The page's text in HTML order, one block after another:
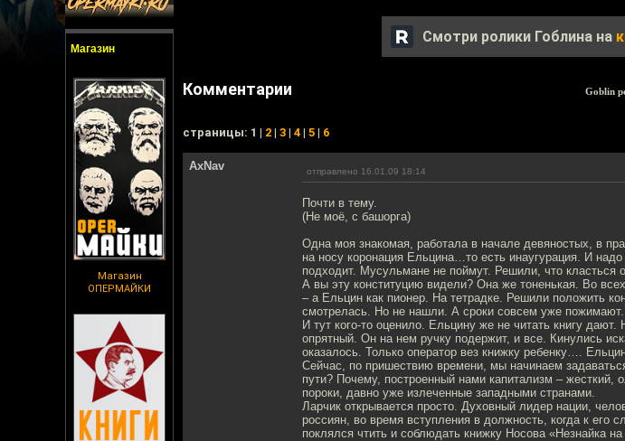
Магазин
Магазин
ОПЕРМАЙКИ
Смотри ролики Гоблина на
Комментарии Goblin
cтраницы: 1 | 2 | 3 | 4 | 5 | 6
AxNav отправлено 16.01.09 18:14
Почти в тему.
(Не моё, с башорга)
Одна моя знакомая, работала в начале девяностых, в
на носу коронация Ельцина…то есть инаугурация. И
подходит. Мусульмане не поймут. Решили, что класться
А вы эту конституцию видели? Она же тоненькая. Во
– а Ельцин как пионер. На тетрадке. Решили положить
смотрелась. Но не нашли. А сроки совсем уже пожимают.
И тут кого-то оценило. Ельцину же не читать книгу
опрятный. Он на нем ручку подержит, и все. Кинулись
оказалось. Только оператор вез книжку ребенку….
Сейчас, по пришествию времени, мы начинаем
пути? Почему, построенный нами капитализм – жесткий,
пороки, давно уже излеченные западными странами.
Ларчик открывается просто. Духовный лидер нации,
россиян, во время вступления в должность, когда к его
поклялся чтить и соблюдать книжку Носова «Незнайка